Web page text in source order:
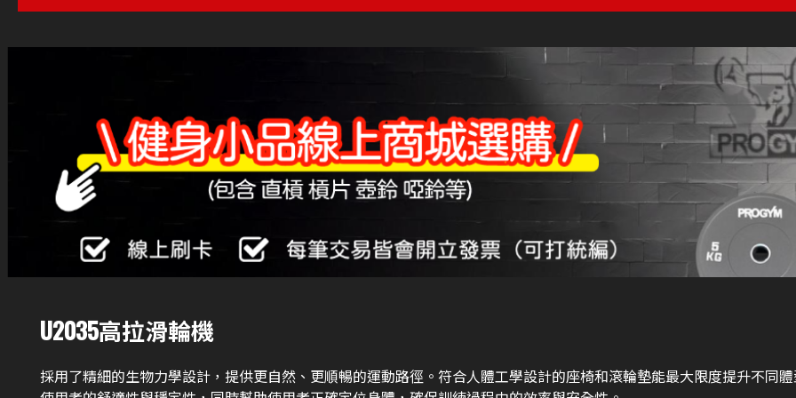
U2035高拉滑輪機
採用了精細的生物力學設計，提供更自然、更順暢的運動路徑。符合人體工學設計的座椅和滾輪墊能最大限度提升不同